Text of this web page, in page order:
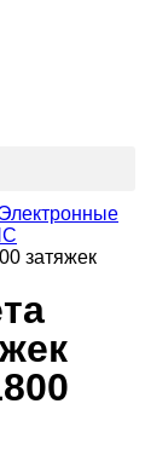
Электронные
затяжек